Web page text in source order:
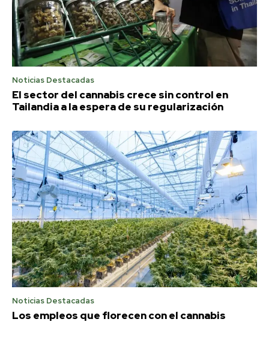
Noticias Destacadas
El sector del cannabis crece sin control en
Tailandia a la espera de su regularización
Noticias Destacadas
Los empleos que florecen con el cannabis